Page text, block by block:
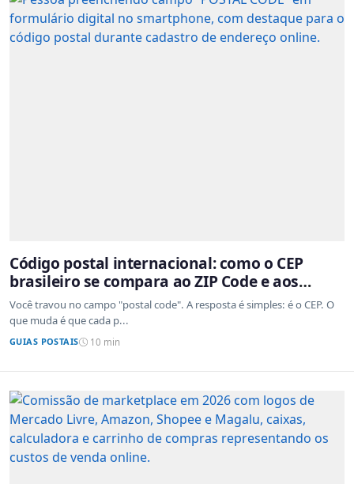
Código postal internacional: como o CEP
brasileiro se compara ao ZIP Code e aos
sistemas de outros países
Você travou no campo "postal code". A resposta é simples: é o CEP. O
que muda é que cada p...
GUIAS POSTAIS 10 min